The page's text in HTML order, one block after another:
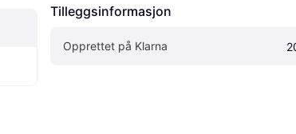
Tilleggsinformasjon
Opprettet på Klarna